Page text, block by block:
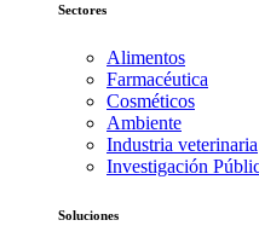
Sectores
Alimentos
Farmacéutica
Cosméticos
Ambiente
Industria veterinaria
Investigación
Soluciones